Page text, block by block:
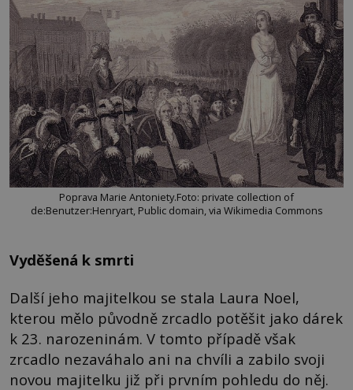
Poprava Marie Antoniety.Foto: private collection of
de:Benutzer:Henryart, Public domain, via Wikimedia Commons
Vyděšená k smrti
Další jeho majitelkou se stala Laura Noel,
kterou mělo původně zrcadlo potěšit jako dárek
k 23. narozeninám. V tomto případě však
zrcadlo nezaváhalo ani na chvíli a zabilo svoji
novou majitelku již při prvním pohledu do něj.